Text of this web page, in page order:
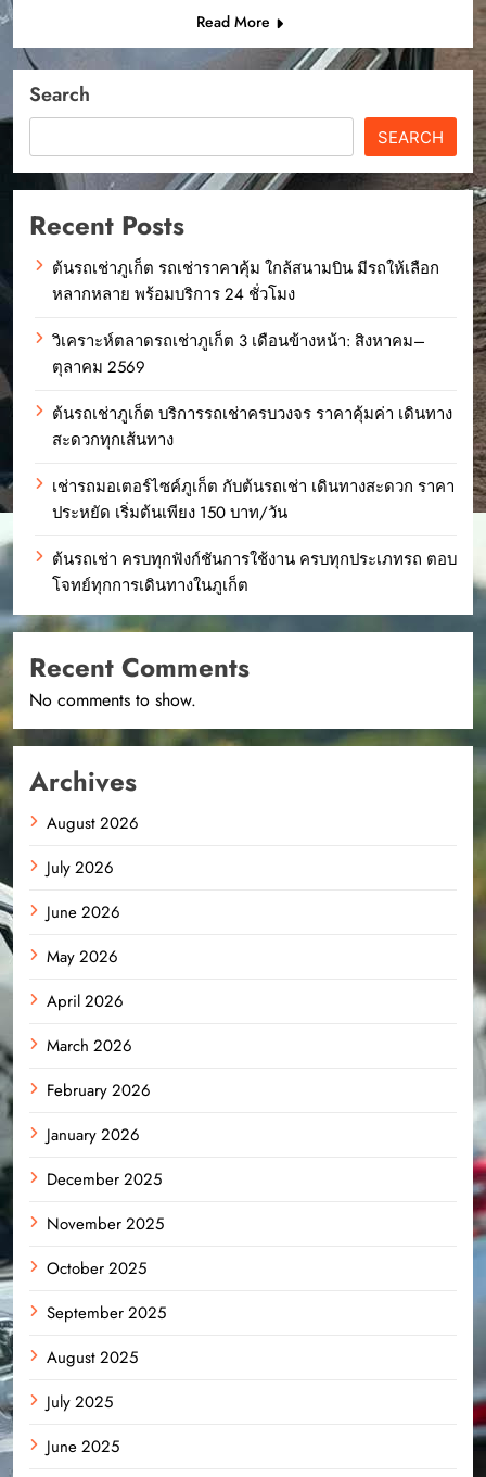
Read More
Search
SEARCH
Recent Posts
ต้นรถเช่าภูเก็ต รถเช่าราคาคุ้ม ใกล้สนามบิน มีรถให้เลือก
หลากหลาย พร้อมบริการ 24 ชั่วโมง
วิเคราะห์ตลาดรถเช่าภูเก็ต 3 เดือนข้างหน้า: สิงหาคม–
ตุลาคม 2569
ต้นรถเช่าภูเก็ต บริการรถเช่าครบวงจร ราคาคุ้มค่า เดินทาง
สะดวกทุกเส้นทาง
เช่ารถมอเตอร์ไซค์ภูเก็ต กับต้นรถเช่า เดินทางสะดวก ราคา
ประหยัด เริ่มต้นเพียง 150 บาท/วัน
ต้นรถเช่า ครบทุกฟังก์ชันการใช้งาน ครบทุกประเภทรถ ตอบ
โจทย์ทุกการเดินทางในภูเก็ต
Recent Comments
No comments to show.
Archives
August 2026
July 2026
June 2026
May 2026
April 2026
March 2026
February 2026
January 2026
December 2025
November 2025
October 2025
September 2025
August 2025
July 2025
June 2025